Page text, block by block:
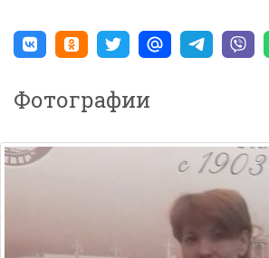
Фотографии